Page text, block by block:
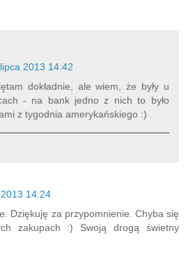
2013 14:42
dokładnie, ale wiem, że były u
- na bank jedno z nich to było
z tygodnia amerykańskiego :)
14:24
Dziękuję za przypomnienie. Chyba się
zakupach :) Swoją drogą świetny